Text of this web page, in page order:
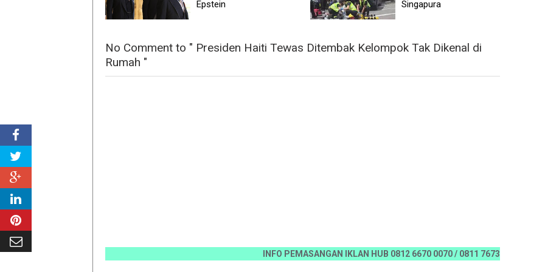
Epstein
Singapura
No Comment to " Presiden Haiti Tewas Ditembak Kelompok Tak Dikenal di
Rumah "
INFO PEMASANGAN IKLAN HUB 0812 6670 0070 / 0811 7673 35,